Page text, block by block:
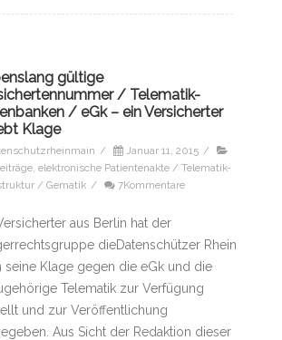
gültige
/ Telematik-
/ eGk – ein Versicherter
Klage
/ Januar 11, 2015 /
, elektronische Patientenakte / Telematik-
/ Gematik / 7Kommentare
aus Berlin hat der
dieDatenschützer Rhein
seine Klage gegen die eGk und die
Telematik zur Verfügung
und zur Veröffentlichung
Aus Sicht der Redaktion dieser